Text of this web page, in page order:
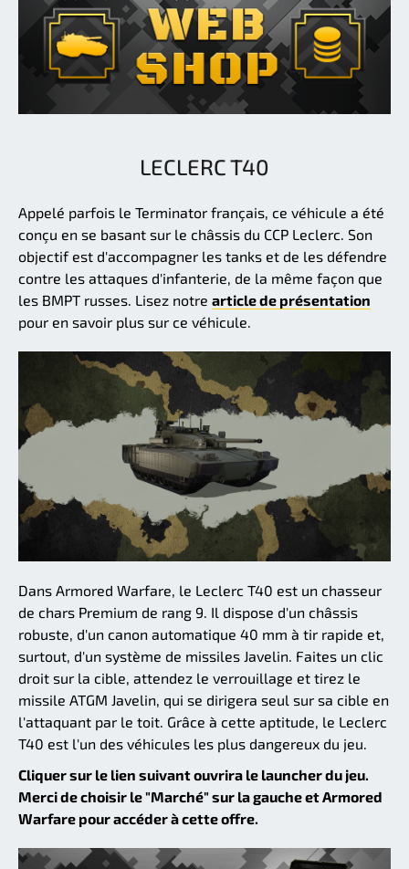
LECLERC T40
Appelé parfois le Terminator français, ce véhicule a été
conçu en se basant sur le châssis du CCP Leclerc. Son
objectif est d'accompagner les tanks et de les défendre
contre les attaques d'infanterie, de la même façon que
les BMPT russes. Lisez notre article de présentation
pour en savoir plus sur ce véhicule.
Dans Armored Warfare, le Leclerc T40 est un chasseur
de chars Premium de rang 9. Il dispose d'un châssis
robuste, d'un canon automatique 40 mm à tir rapide et,
surtout, d'un système de missiles Javelin. Faites un clic
droit sur la cible, attendez le verrouillage et tirez le
missile ATGM Javelin, qui se dirigera seul sur sa cible en
l'attaquant par le toit. Grâce à cette aptitude, le Leclerc
T40 est l'un des véhicules les plus dangereux du jeu.
Cliquer sur le lien suivant ouvrira le launcher du jeu.
Merci de choisir le "Marché" sur la gauche et Armored
Warfare pour accéder à cette offre.